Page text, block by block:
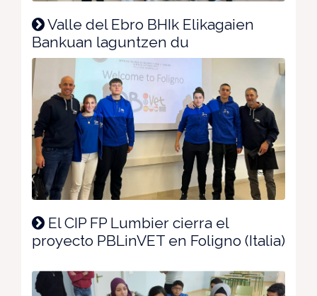
Valle del Ebro BHIk Elikagaien
Bankuan laguntzen du
El CIP FP Lumbier cierra el
proyecto PBLinVET en Foligno (Italia)